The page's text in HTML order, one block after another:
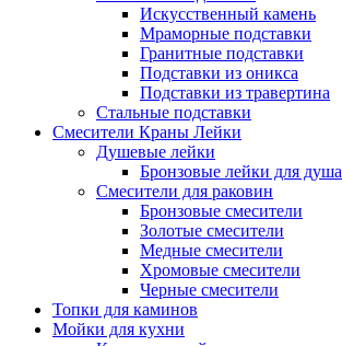
Искусственный камень
Мраморные подставки
Гранитные подставки
Подставки из оникса
Подставки из травертина
Стальные подставки
Смесители Краны Лейки
Душевые лейки
Бронзовые лейки для душа
Смесители для раковин
Бронзовые смесители
Золотые смесители
Медные смесители
Хромовые смесители
Черные смесители
Топки для каминов
Мойки для кухни